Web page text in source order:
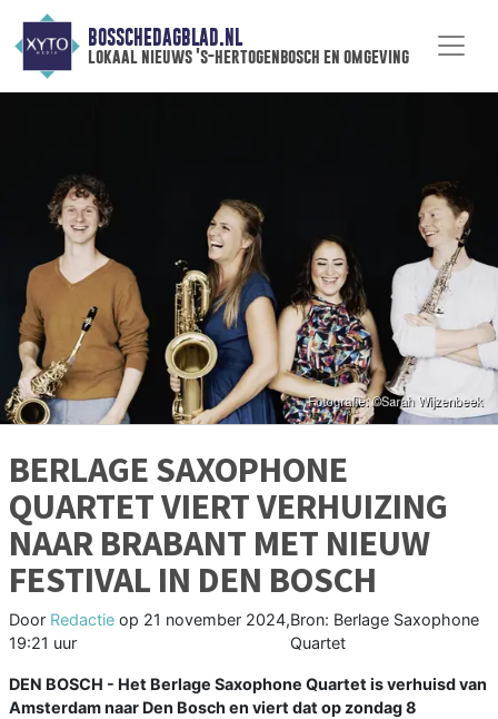
BOSSCHEDAGBLAD.NL
lokaal nieuws 's-hertogenbosch en omgeving
BERLAGE SAXOPHONE
QUARTET VIERT VERHUIZING
NAAR BRABANT MET NIEUW
FESTIVAL IN DEN BOSCH
Door Redactie op 21 november 2024,
19:21 uur
Bron: Berlage Saxophone
Quartet
DEN BOSCH - Het Berlage Saxophone Quartet is verhuisd van
Amsterdam naar Den Bosch en viert dat op zondag 8